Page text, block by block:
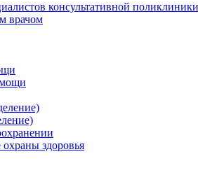
консультативной поликлиники
врачом
здоровья